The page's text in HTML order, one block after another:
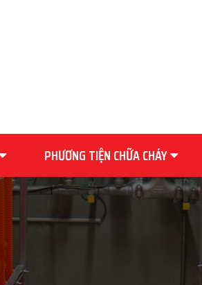
PHƯƠNG TIỆN CHỮA CHÁY